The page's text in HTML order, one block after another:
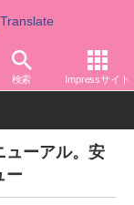
Translate
検索 Impressサイト
ューアル。安
ー